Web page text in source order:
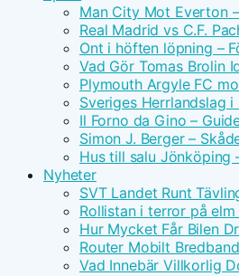
Man City Mot Everton
Real Madrid vs C.F.
Ont i höften löpning –
Vad Gör Tomas Brolin
Plymouth Argyle FC
Sveriges Herrlandslag
Il Forno da Gino –
Simon J. Berger –
Hus till salu Jönköping
Nyheter
SVT Landet Runt
Rollistan i terror på
Hur Mycket Får Bilen
Router Mobilt
Vad Innebär Villkorlig